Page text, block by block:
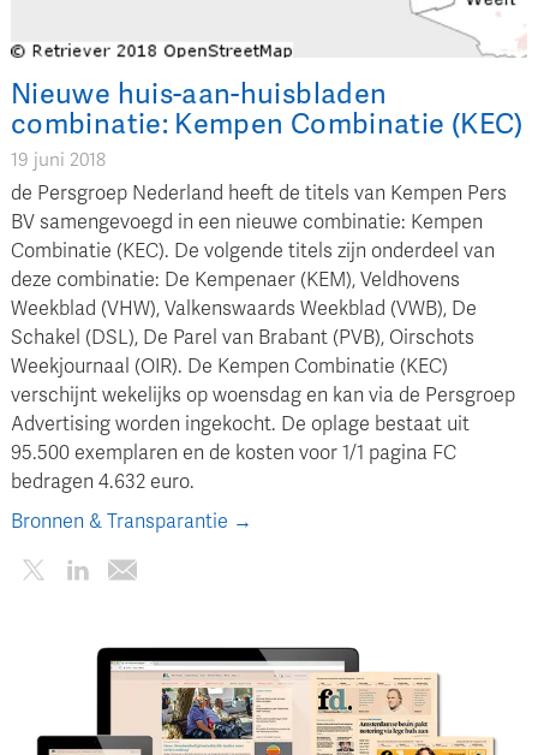
Nieuwe huis-aan-huisbladen
combinatie: Kempen Combinatie (KEC)
19 juni 2018
de Persgroep Nederland heeft de titels van Kempen Pers
BV samengevoegd in een nieuwe combinatie: Kempen
Combinatie (KEC). De volgende titels zijn onderdeel van
deze combinatie: De Kempenaer (KEM), Veldhovens
Weekblad (VHW), Valkenswaards Weekblad (VWB), De
Schakel (DSL), De Parel van Brabant (PVB), Oirschots
Weekjournaal (OIR). De Kempen Combinatie (KEC)
verschijnt wekelijks op woensdag en kan via de Persgroep
Advertising worden ingekocht. De oplage bestaat uit
95.500 exemplaren en de kosten voor 1/1 pagina FC
bedragen 4.632 euro.
Bronnen & Transparantie →